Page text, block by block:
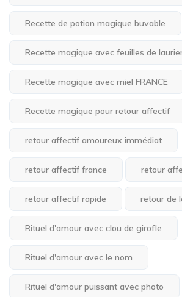
Recette de potion magique buvable
Recette magique avec feuilles de
Recette magique avec miel FRANCE
Recette magique pour retour affectif
retour affectif amoureux immédiat
retour affectif france retour
retour affectif rapide retour de
Rituel d'amour avec clou de girofle
Rituel d'amour avec le nom
Rituel d'amour puissant avec photo